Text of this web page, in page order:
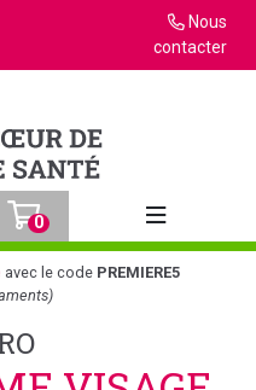
Nous
contacter
0
Afficher la
avec le code PREMIERE5